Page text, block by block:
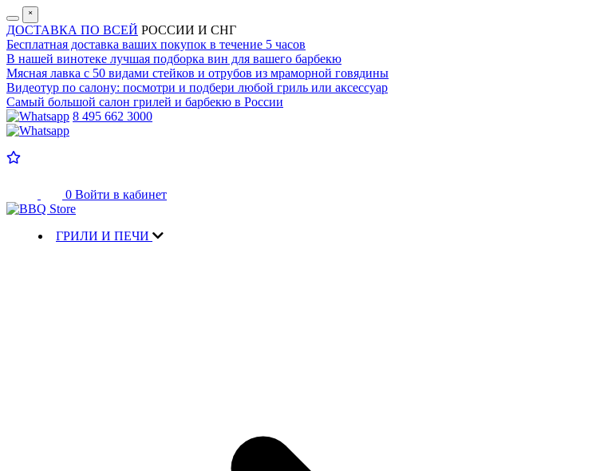
˟
ДОСТАВКА ПО ВСЕЙ РОССИИ И СНГ
Бесплатная доставка ваших покупок в течение 5 часов
В нашей винотеке лучшая подборка вин для вашего барбекю
Мясная лавка с 50 видами стейков и отрубов из мраморной говядины
Видеотур по салону: посмотри и подбери любой гриль или аксессуар
Самый большой салон грилей и барбекю в России
8 495 662 3000
0 Войти в кабинет
ГРИЛИ И ПЕЧИ